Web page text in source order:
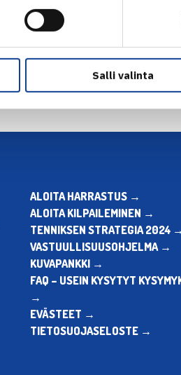
Salli valinta
ALOITA HARRASTUS →
ALOITA KILPAILEMINEN →
TENNIKSEN STRATEGIA 2024 →
VASTUULLISUUSOHJELMA →
KUVAPANKKI →
FAQ – USEIN KYSYTYT
→
EVÄSTEET →
TIETOSUOJASELOSTE →